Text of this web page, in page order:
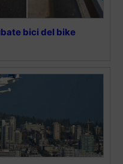
bici del bike